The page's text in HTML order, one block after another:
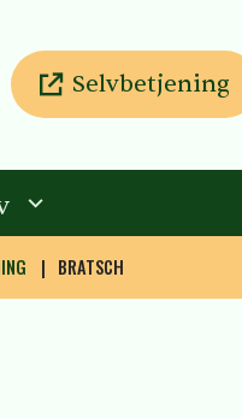
Selvbetjening
BRATSCH